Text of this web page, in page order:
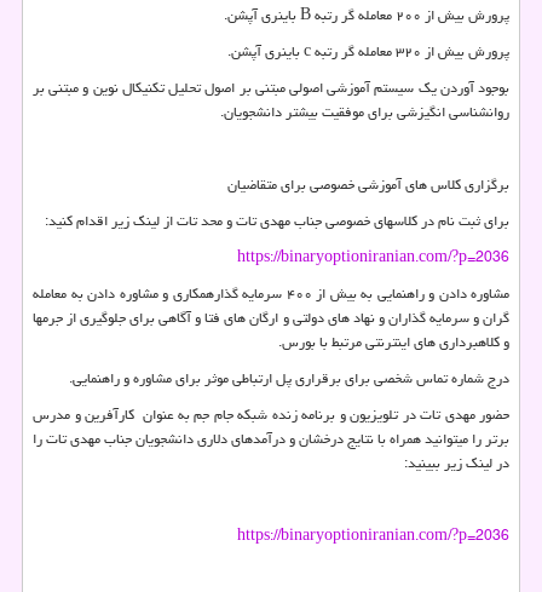
پرورش بیش از ۲۰۰ معامله گر رتبه B باینری آپشن.
پرورش بیش از ۳۲۰ معامله گر رتبه c باینری آپشن.
بوجود آوردن یک سیستم آموزشی اصولی مبتنی بر اصول تحلیل تکنیکال نوین و مبتنی بر
روانشناسی انگیزشی برای موفقیت بیشتر دانشجویان.
برگزاری کلاس های آموزشی خصوصی برای متقاضیان
برای ثبت نام در کلاسهای خصوصی جناب مهدی تات و محد تات از لینک زیر اقدام کنید:
https://binaryoptioniranian.com/?p=2036
مشاوره دادن و راهنمایی به بیش از ۴۰۰ سرمایه گذارهمکاری و مشاوره دادن به معامله
گران و سرمایه گذاران و نهاد های دولتی و ارگان های فتا و آگاهی برای جلوگیری از جرمها
و کلاهبرداری های اینترنتی مرتبط با بورس.
درج شماره تماس شخصی برای برقراری پل ارتباطی موثر برای مشاوره و راهنمایی.
حضور مهدی تات در تلویزیون و برنامه زنده شبکه جام جم به عنوان کارآفرین و مدرس
برتر را میتوانید همراه با نتایج درخشان و درآمدهای دلاری دانشجویان جناب مهدی تات را
در لینک زیر ببینید:
https://binaryoptioniranian.com/?p=2036